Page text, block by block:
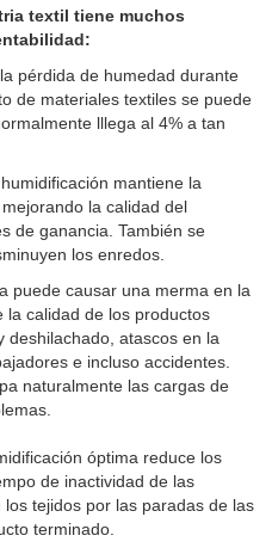
textil tiene muchos
pérdida de humedad durante
de materiales textiles se puede
lllega al 4% a tan
mantiene la
la calidad del
de ganancia. También se
los enredos.
puede causar una merma en la
la calidad de los productos
deshilachado, atascos en la
e incluso accidentes.
naturalmente las cargas de
óptima reduce los
de inactividad de las
tejidos por las paradas de las
terminado.